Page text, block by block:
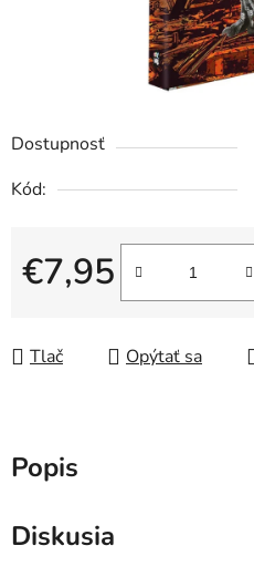
Dostupnosť
Kód:
€7,95
Jednotková cena:
Tlač Opýtať sa
Popis
Diskusia